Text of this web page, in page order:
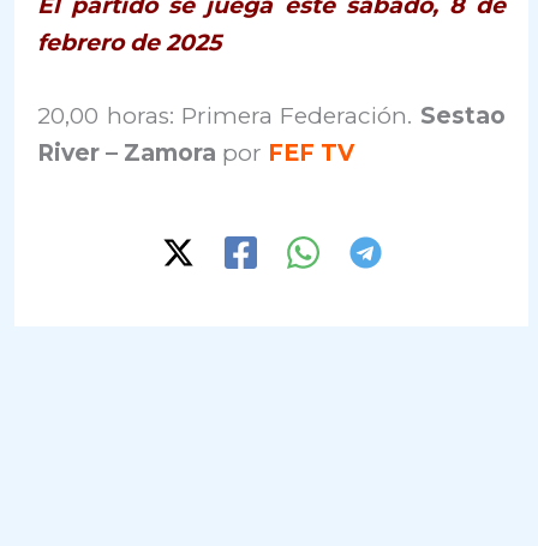
febrero de 2025
20,00 horas: Primera Federación. Sestao
River – Zamora por FEF TV